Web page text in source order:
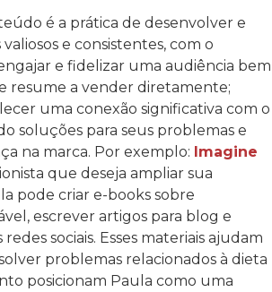
é a prática de desenvolver e
e consistentes, com o
e fidelizar uma audiência bem
resume a vender diretamente;
uma conexão significativa com o
soluções para seus problemas e
na marca. Por exemplo: Imagine
que deseja ampliar sua
pode criar e-books sobre
escrever artigos para blog e
sociais. Esses materiais ajudam
problemas relacionados à dieta
posicionam Paula como uma